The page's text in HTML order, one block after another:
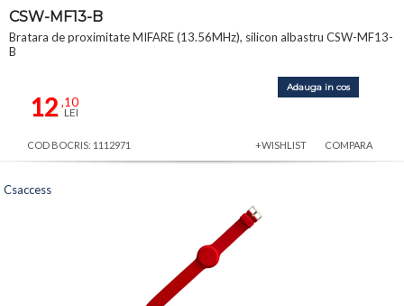
CSW-MF13-B
Bratara de proximitate MIFARE (13.56MHz), silicon albastru CSW-MF13-
B
12,10
LEI
Adauga in cos
COD BOCRIS: 1112971 +WISHLIST COMPARA
Csaccess